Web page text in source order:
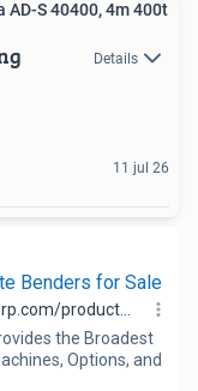
AD-S 40400, 4m 400t
Details
11 jul 26